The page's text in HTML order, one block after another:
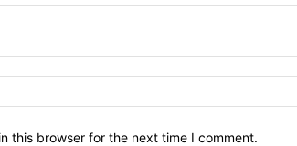
this browser for the next time I comment.